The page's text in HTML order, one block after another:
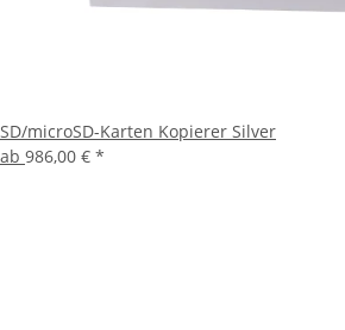
SD/microSD-Karten Kopierer Silver
ab 986,00 € *